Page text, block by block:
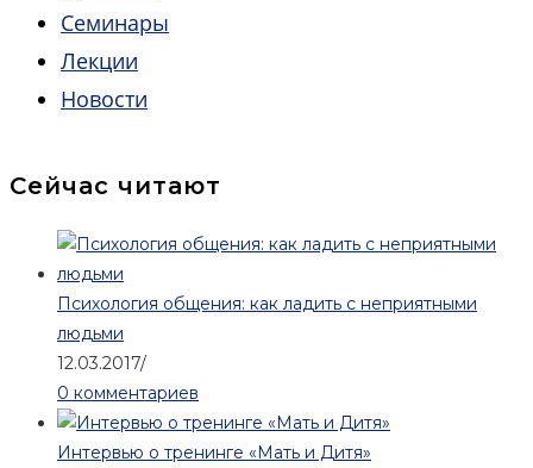
Семинары
Лекции
Новости
Сейчас читают
Психология общения: как ладить с неприятными
людьми
12.03.2017/
0 комментариев
Интервью о тренинге «Мать и Дитя»